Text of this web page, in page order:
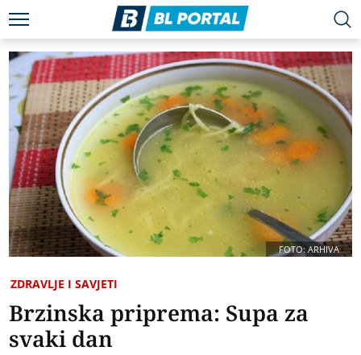
FOTO: ARHIVA
ZDRAVLJE I SAVJETI
Brzinska priprema: Supa za
svaki dan